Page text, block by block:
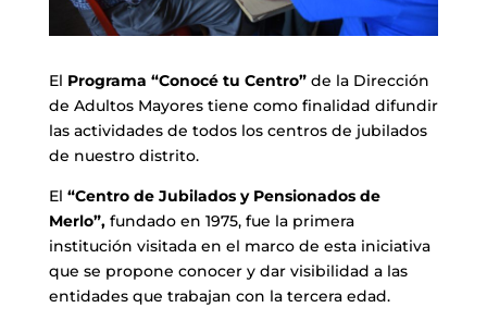
El Programa “Conocé tu Centro”de la Dirección
de Adultos Mayores tiene como finalidad difundir
las actividades de todos los centros de jubilados
de nuestro distrito.
El “Centro de Jubilados y Pensionados de
Merlo”, fundado en 1975, fue la primera
institución visitada en el marco de esta iniciativa
que se propone conocer y dar visibilidad a las
entidades que trabajan con la tercera edad.